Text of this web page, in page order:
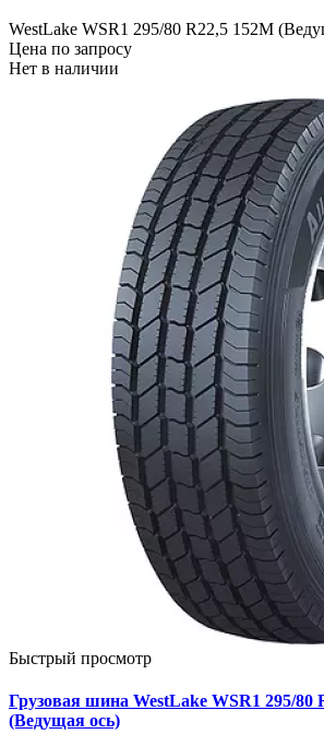
WestLake WSR1 295/80 R22,5 152M
Цена по запросу
Нет в наличии
Быстрый просмотр
Грузовая шина WestLake WSR1 295/80
(Ведущая ось)